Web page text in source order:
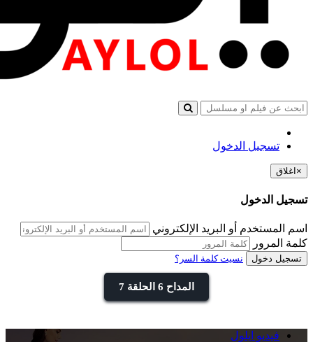
تسجيل الدخول
× اغلاق
تسجيل الدخول
اسم المستخدم أو البريد الإلكتروني
كلمة المرور
تسجيل دخول نسيت كلمة السر؟
المداح 6 الحلقة 7
فيديو ايلول